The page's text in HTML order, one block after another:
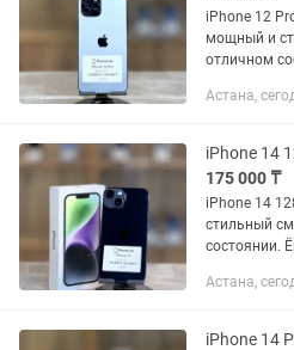
iPhone 12
мощный и
отличном
Цена: 130
Астана,
175 000 ₸
iPhone 14
стильный
состоянии.
Доступен
Астана,